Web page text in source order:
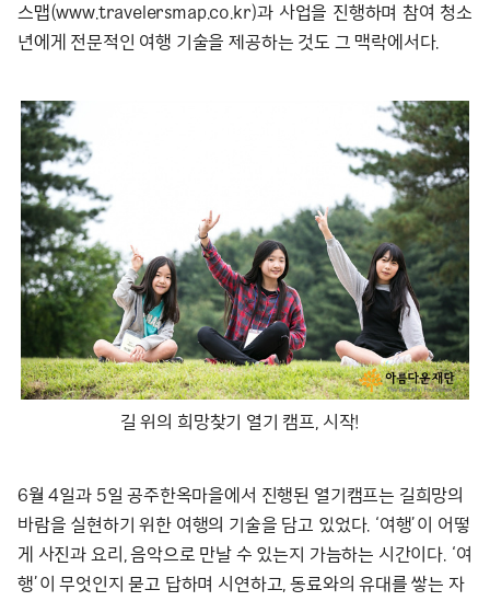
스맵(www.travelersmap.co.kr)과 사업을 진행하며 참여 청소
년에게 전문적인 여행 기술을 제공하는 것도 그 맥락에서다.
길 위의 희망찾기 열기 캠프, 시작!
6월 4일과 5일 공주한옥마을에서 진행된 열기캠프는 길희망의
바람을 실현하기 위한 여행의 기술을 담고 있었다. ‘여행’이 어떻
게 사진과 요리, 음악으로 만날 수 있는지 가늠하는 시간이다. ‘여
행’이 무엇인지 묻고 답하며 시연하고, 동료와의 유대를 쌓는 자